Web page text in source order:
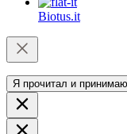
Biotus.it
Я прочитал и принимаю